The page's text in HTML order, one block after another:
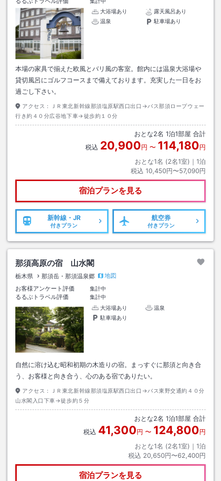
大浴場あり
露天風呂あり
温泉
駐車場あり
本場の家具で揃えた欧風とバリ風の客室。館内には温泉大浴場や
貸切風呂にゴルフコースまで備えております。充実した一日をお
過ごし下さい。
アクセス：
ＪＲ東北新幹線那須塩原駅西口出口→バス那須ロープウェー
行き約４０分広谷地下車→徒歩約１０分
おとな2名 1泊1部屋 合計
税込 20,900円 〜 114,180円
おとな1名 (2名1室)｜ 1泊
税込 10,450円〜57,090円
宿泊プランを見る
新幹線・JR
付きプラン
航空券
付きプラン
那須高原の宿 山水閣
栃木県 那須岳・那須温泉郷
地図
お客様アンケート評価
集計中
るるぶトラベル評価
集計中
大浴場あり
温泉
駐車場あり
自然に溶け込む昭和初期の木造りの宿。まっすぐに那須と向き合
う、お客様と向き合う、心のある宿でありたい。
アクセス：
ＪＲ東北新幹線那須塩原駅西口出口→バス東野交通約４０分
山水閣入口下車→徒歩約５分
おとな2名 1泊1部屋 合計
税込 41,300円 〜 124,800円
おとな1名 (2名1室)｜ 1泊
税込 20,650円〜62,400円
宿泊プランを見る